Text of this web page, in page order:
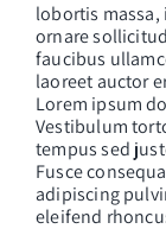
lobortis
ornare
faucibus
laoreet auctor
Lorem ipsum
Vestibulum
tempus sed
Fusce
adipiscing
eleifend